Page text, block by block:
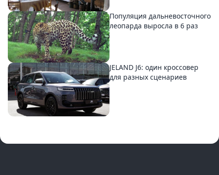
Популяция дальневосточного
леопарда выросла в 6 раз
JELAND J6: один кроссовер
для разных сценариев